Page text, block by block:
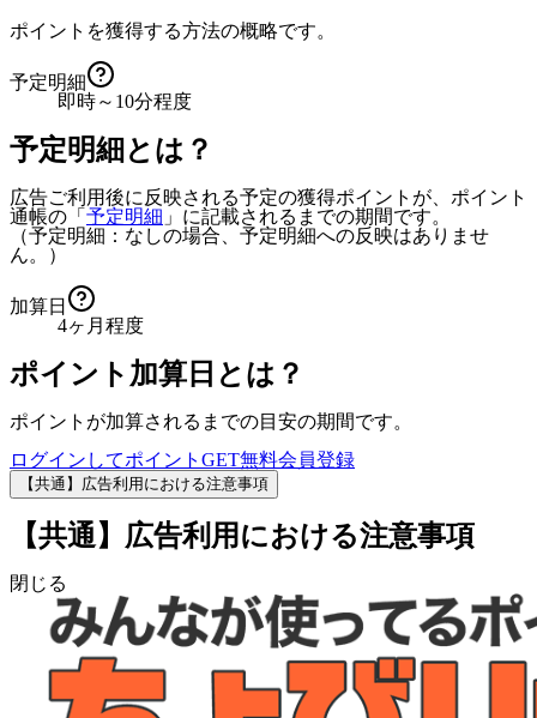
ポイントを獲得する方法の概略です。
予定明細
即時～10分程度
予定明細とは？
広告ご利用後に反映される予定の獲得ポイントが、ポイント
通帳の「 予定明細 」に記載されるまでの期間です。
（予定明細：なしの場合、予定明細への反映はありませ
ん。）
加算日
4ヶ月程度
ポイント加算日とは？
ポイントが加算されるまでの目安の期間です。
ログインしてポイントGET無料会員登録
【共通】広告利用における注意事項
【共通】広告利用における注意事項
閉じる